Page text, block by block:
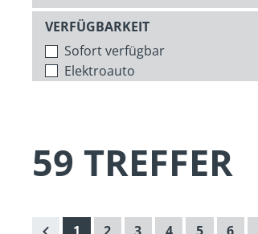
VERFÜGBARKEIT
Sofort verfügbar
Elektroauto
59 TREFFER